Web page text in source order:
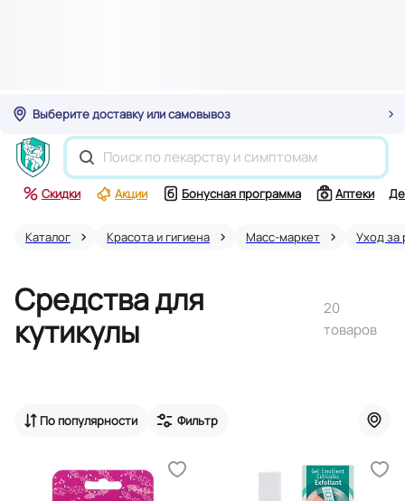
Выберите доставку или самовывоз
Скидки Акции Бонусная программа Аптеки
Каталог Красота и гигиена Масс-маркет Уход за
Средства для
кутикулы
20
товаров
По популярности Фильтр